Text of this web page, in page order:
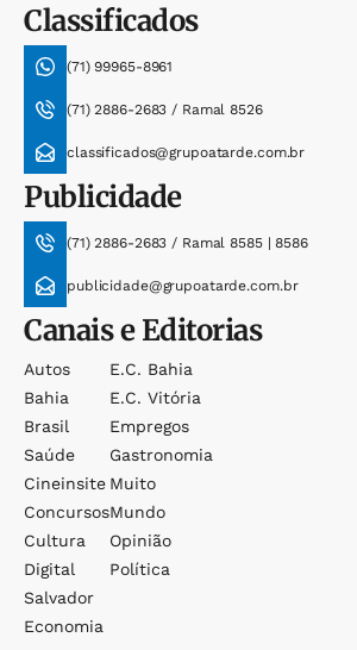
Classificados
(71) 99965-8961
(71) 2886-2683 / Ramal 8526
classificados@grupoatarde.com.br
Publicidade
(71) 2886-2683 / Ramal 8585 | 8586
publicidade@grupoatarde.com.br
Canais e Editorias
Autos
Bahia
Brasil
Saúde
Cineinsite
Concursos
Cultura
Digital
Salvador
Economia
E.c. Bahia
E.c. Vitória
Empregos
Gastronomia
Muito
Mundo
Opinião
Política